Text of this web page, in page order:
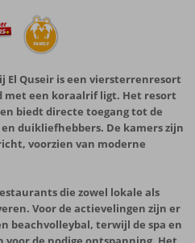
El Quseir is een viersterrenresort
een koraalrif ligt. Het resort
biedt directe toegang tot de
duikliefhebbers. De kamers zijn
voorzien van moderne
die zowel lokale als
Voor de actievelingen zijn er
beachvolleybal, terwijl de spa en